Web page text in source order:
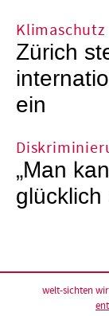
Klimaschutz
Zürich
ein
„Man
glücklich
welt-sichten